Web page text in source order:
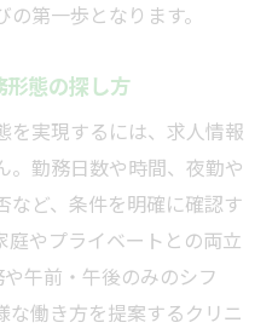
第一歩となります。
態の探し方
を実現するには、求人情報
。勤務日数や時間、夜勤や
など、条件を明確に確認す
庭やプライベートとの両立
午前・午後のみのシフ
な働き方を提案するクリニ